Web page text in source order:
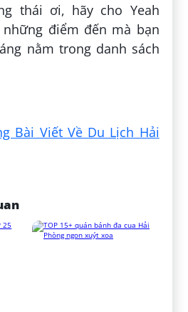
thái ơi, hãy cho Yeah
điểm đến mà bạn
nằm trong danh sách
Bài Viết Về Du Lịch Hải